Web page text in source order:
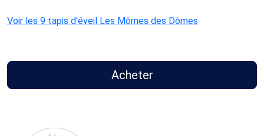
Voir les 9 tapis d'éveil Les Mômes des Dômes
Acheter